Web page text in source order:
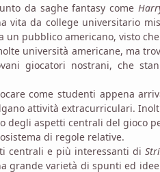
da saghe fantasy come
vita da college universitario
un pubblico americano, visto
università americane, ma
giocatori nostrani, che
come studenti appena
attività extracurriculari.
degli aspetti centrali del gioco
di regole relative.
centrali e più interessanti di
grande varietà di spunti ed